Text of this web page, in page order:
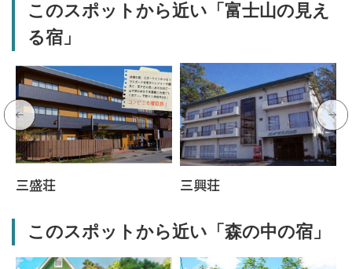
このスポットから近い「富士山の見え
る宿」
三盛荘 三興荘
このスポットから近い「森の中の宿」